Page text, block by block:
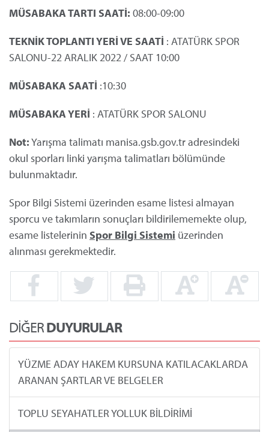
MÜSABAKA TARTI SAATİ: 08:00-09:00
TEKNİK TOPLANTI YERİ VE SAATİ : ATATÜRK SPOR
SALONU-22 ARALIK 2022 / SAAT 10:00
MÜSABAKA SAATİ :10:30
MÜSABAKA YERİ : ATATÜRK SPOR SALONU
Not:Yarışma talimatı manisa.gsb.gov.tr adresindeki
okul sporları linki yarışma talimatları bölümünde
bulunmaktadır.
Spor Bilgi Sistemi üzerinden esame listesi almayan
sporcu ve takımların sonuçları bildirilememekte olup,
esame listelerinin Spor Bilgi Sistemi üzerinden
alınması gerekmektedir.
DİĞERDUYURULAR
YÜZME ADAY HAKEM KURSUNA KATILACAKLARDA
ARANAN ŞARTLAR VE BELGELER
TOPLU SEYAHATLER YOLLUK BİLDİRİMİ
Ödeme